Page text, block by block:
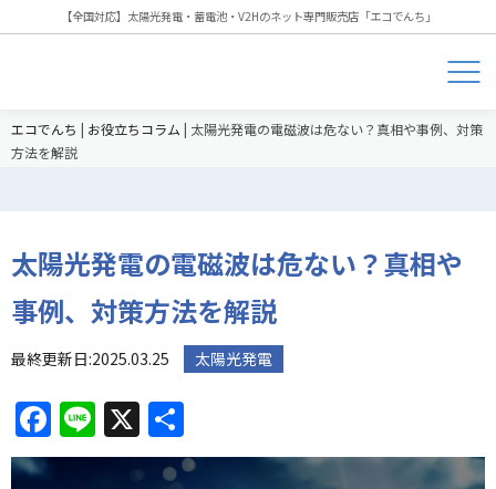
【全国対応】太陽光発電・蓄電池・V2Hのネット専門販売店「エコでんち」
エコでんち | お役立ちコラム | 太陽光発電の電磁波は危ない？真相や事例、対策
方法を解説
太陽光発電の電磁波は危ない？真相や
事例、対策方法を解説
最終更新日:2025.03.25 太陽光発電
Facebook
Line
X
有